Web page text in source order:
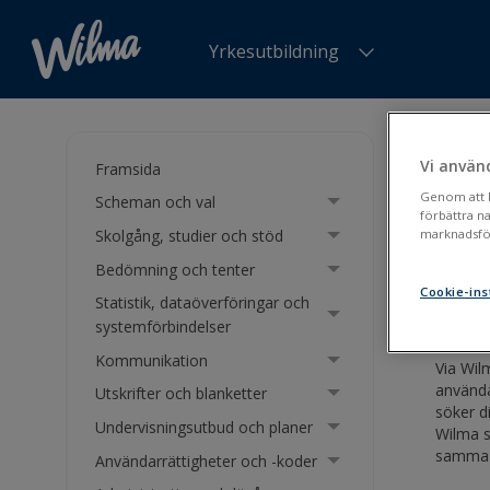
Yrkesutbildning
Framsida
Scheman och val
Skolgång, studier och stöd
Bedömning och tenter
Statistik, dataöverföringar och
systemförbindelser
Kommunikation
Utskrifter och blanketter
Undervisningsutbud och planer
Användarrättigheter och -koder
Via
söker
Wilma
Vi
Genom att
förbättra
Cookie-